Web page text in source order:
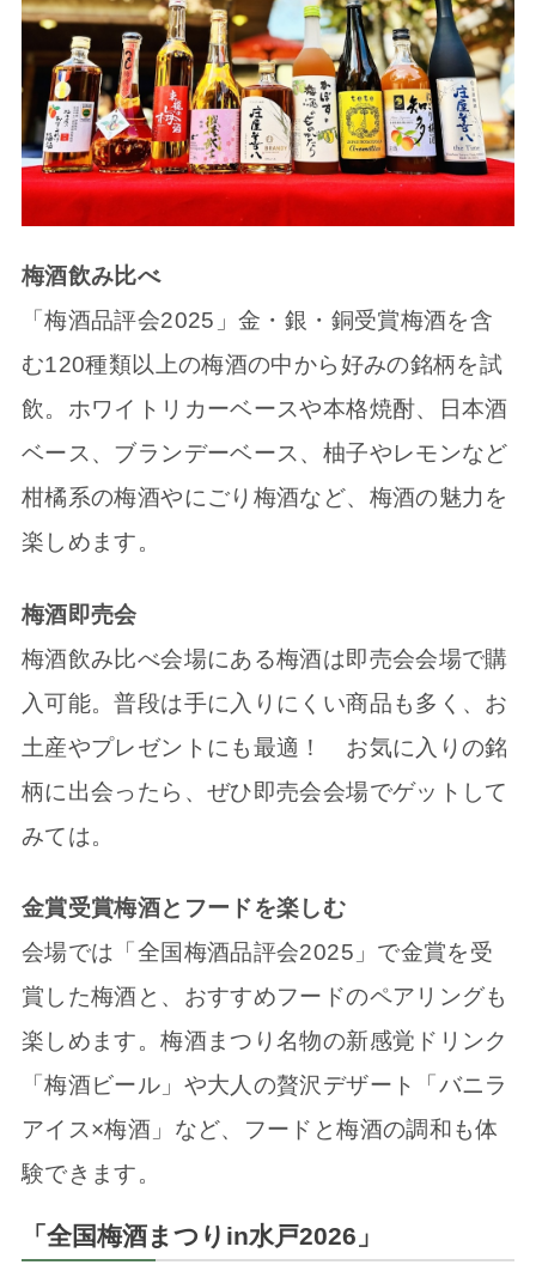
梅酒飲み比べ
「梅酒品評会2025」金・銀・銅受賞梅酒を含
む120種類以上の梅酒の中から好みの銘柄を試
飲。ホワイトリカーベースや本格焼酎、日本酒
ベース、ブランデーベース、柚子やレモンなど
柑橘系の梅酒やにごり梅酒など、梅酒の魅力を
楽しめます。
梅酒即売会
梅酒飲み比べ会場にある梅酒は即売会会場で購
入可能。普段は手に入りにくい商品も多く、お
土産やプレゼントにも最適！ お気に入りの銘
柄に出会ったら、ぜひ即売会会場でゲットして
みては。
金賞受賞梅酒とフードを楽しむ
会場では「全国梅酒品評会2025」で金賞を受
賞した梅酒と、おすすめフードのペアリングも
楽しめます。梅酒まつり名物の新感覚ドリンク
「梅酒ビール」や大人の贅沢デザート「バニラ
アイス×梅酒」など、フードと梅酒の調和も体
験できます。
「全国梅酒まつりin水戸2026」